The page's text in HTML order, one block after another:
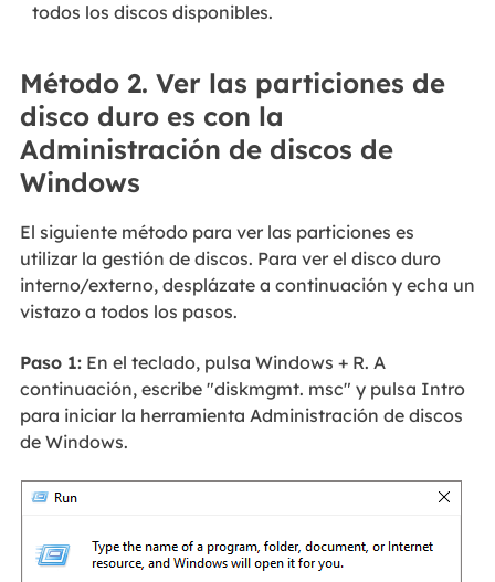
todos los discos disponibles.
Método 2. Ver las particiones de
disco duro es con la
Administración de discos de
Windows
El siguiente método para ver las particiones es
utilizar la gestión de discos. Para ver el disco duro
interno/externo, desplázate a continuación y echa un
vistazo a todos los pasos.
Paso 1:En el teclado, pulsa Windows + R. A
continuación, escribe "diskmgmt. msc" y pulsa Intro
para iniciar la herramienta Administración de discos
de Windows.